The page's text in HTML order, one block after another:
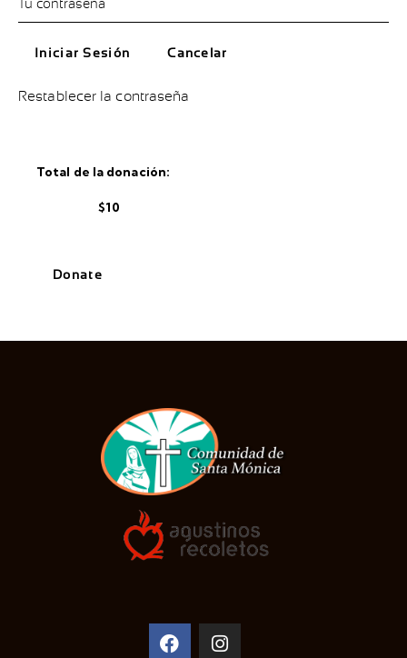
Restablecer la contraseña
Total de la donación:
$10